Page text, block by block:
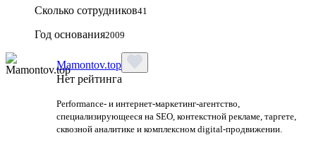
Сколько сотрудников41
Год основания2009
Mamontov.top
Нет рейтинга
Performance‑ и интернет‑маркетинг‑агентство,
специализирующееся на SEO, контекстной рекламе, таргете,
сквозной аналитике и комплексном digital‑продвижении.